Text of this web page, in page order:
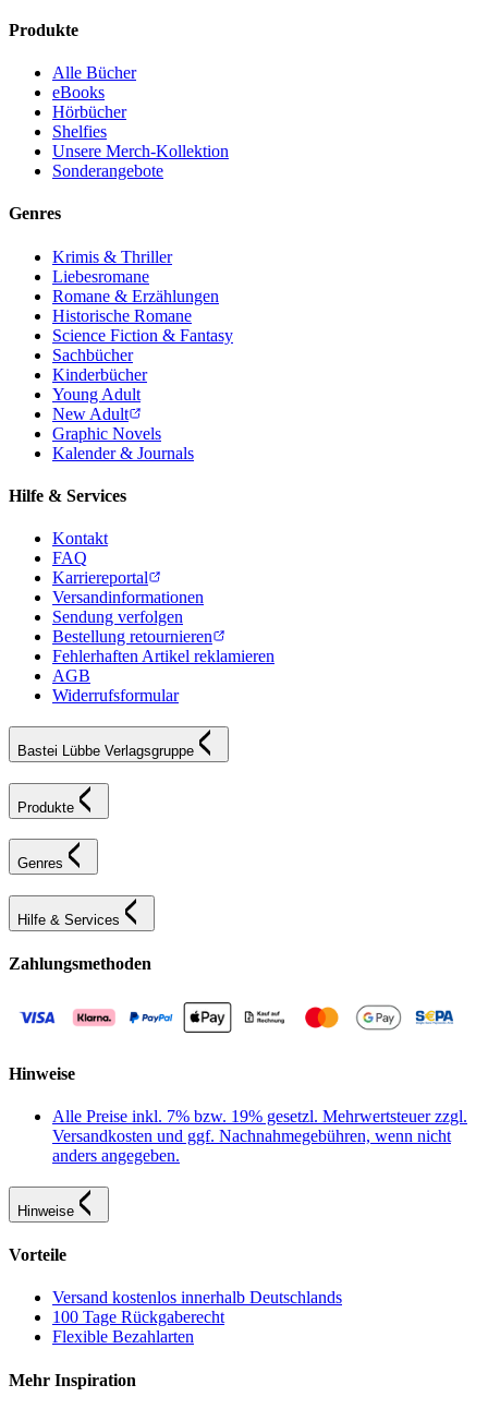
Produkte
Alle Bücher
eBooks
Hörbücher
Shelfies
Unsere Merch-Kollektion
Sonderangebote
Genres
Krimis & Thriller
Liebesromane
Romane & Erzählungen
Historische Romane
Science Fiction & Fantasy
Sachbücher
Kinderbücher
Young Adult
New Adult
Graphic Novels
Kalender & Journals
Hilfe & Services
Kontakt
FAQ
Karriereportal
Versandinformationen
Sendung verfolgen
Bestellung retournieren
Fehlerhaften Artikel reklamieren
AGB
Widerrufsformular
Bastei Lübbe Verlagsgruppe
Produkte
Genres
Hilfe & Services
Zahlungsmethoden
Hinweise
Alle Preise inkl. 7% bzw. 19% gesetzl. Mehrwertsteuer zzgl.
Versandkosten und ggf. Nachnahmegebühren, wenn nicht
anders angegeben.
Hinweise
Vorteile
Versand kostenlos innerhalb Deutschlands
100 Tage Rückgaberecht
Flexible Bezahlarten
Mehr Inspiration